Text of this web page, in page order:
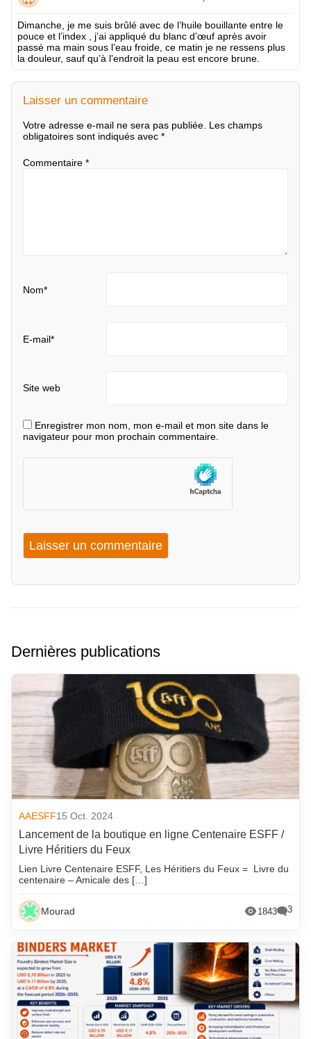
Dimanche, je me suis brûlé avec de l’huile bouillante entre le
pouce et l’index , j’ai appliqué du blanc d’œuf après avoir
passé ma main sous l’eau froide, ce matin je ne ressens plus
la douleur, sauf qu’à l’endroit la peau est encore brune.
Laisser un commentaire
Votre adresse e-mail ne sera pas publiée. Les champs
obligatoires sont indiqués avec *
Commentaire *
Nom*
E-mail*
Site web
Enregistrer mon nom, mon e-mail et mon site dans le
navigateur pour mon prochain commentaire.
Dernières publications
AAESFF15 Oct. 2024
Lancement de la boutique en ligne Centenaire ESFF /
Livre Héritiers du Feux
Lien Livre Centenaire ESFF, Les Héritiers du Feux = Livre du
centenaire – Amicale des […]
Mourad 1843 3